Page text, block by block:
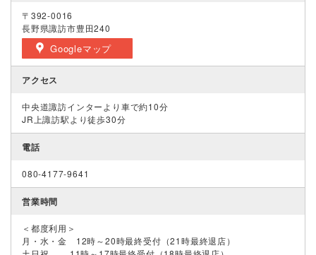
〒392-0016
長野県諏訪市豊田240
Googleマップ
アクセス
中央道諏訪インターより車で約10分
JR上諏訪駅より徒歩30分
電話
080-4177-9641
営業時間
＜都度利用＞
月・水・金 12時～20時最終受付（21時最終退店）